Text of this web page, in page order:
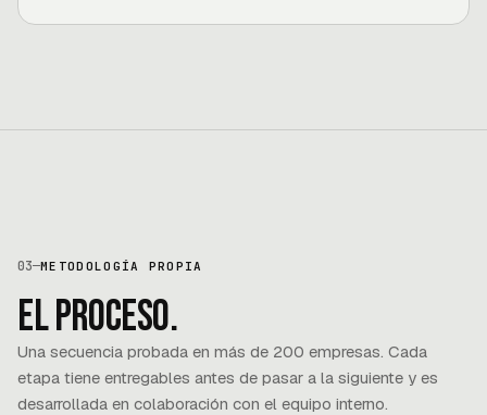
03—METODOLOGÍA PROPIA
El proceso.
Una secuencia probada en más de 200 empresas. Cada
etapa tiene entregables antes de pasar a la siguiente y es
desarrollada en colaboración con el equipo interno.